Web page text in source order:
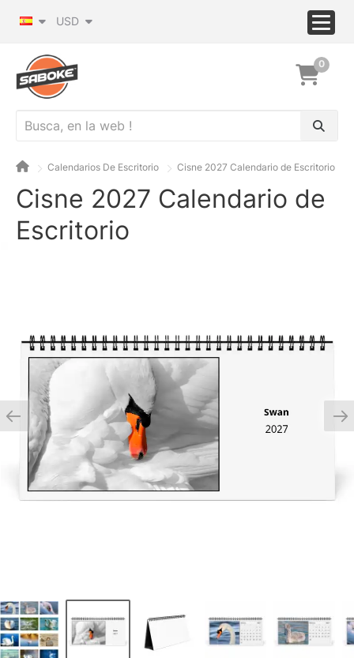
USD
0
Calendarios De Escritorio Cisne 2027 Calendario de Escritorio
Cisne 2027 Calendario de
Escritorio